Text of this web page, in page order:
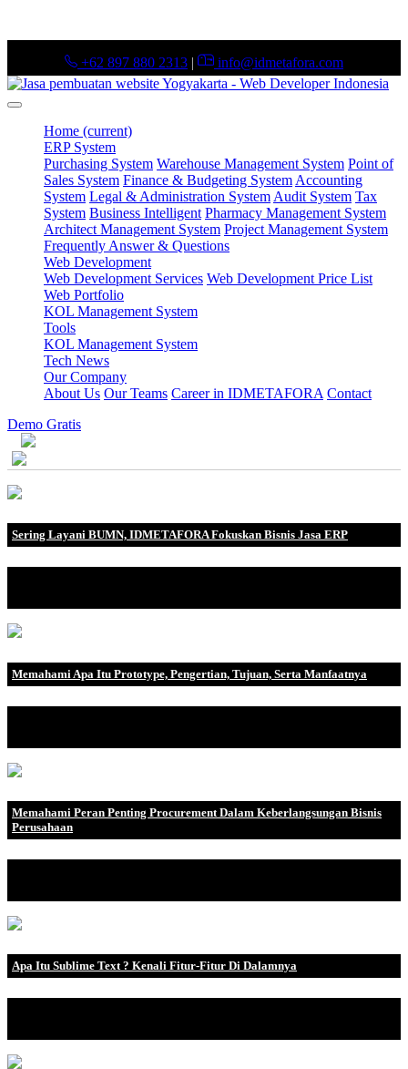
+62 897 880 2313 | info@idmetafora.com
Home (current)
ERP System
Purchasing System Warehouse Management System Point of
Sales System Finance & Budgeting System Accounting
System Legal & Administration System Audit System Tax
System Business Intelligent Pharmacy Management System
Architect Management System Project Management System
Frequently Answer & Questions
Web Development
Web Development Services Web Development Price List
Web Portfolio
KOL Management System
Tools
KOL Management System
Tech News
Our Company
About Us Our Teams Career in IDMETAFORA Contact
Demo Gratis
Sering Layani BUMN, IDMETAFORA Fokuskan Bisnis Jasa ERP
Memahami Apa Itu Prototype, Pengertian, Tujuan, Serta Manfaatnya
Memahami Peran Penting Procurement Dalam Keberlangsungan Bisnis
Perusahaan
Apa Itu Sublime Text ? Kenali Fitur-Fitur Di Dalamnya